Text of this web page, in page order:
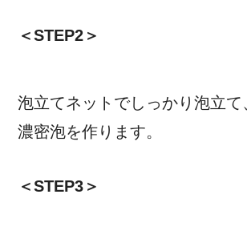
＜STEP2＞
泡立てネットでしっかり泡立て、
濃密泡を作ります。
＜STEP3＞